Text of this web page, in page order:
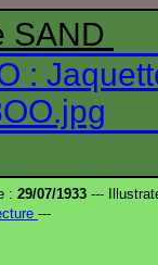
SAND
: 29/07/1933 ---
---